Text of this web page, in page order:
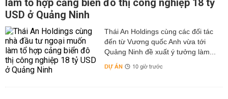
làm tổ hợp cảng biển đô thị công nghiệp 18 tỷ
USD ở Quảng Ninh
Thái An Holdings cùng các đối tác
đến từ Vương quốc Anh vừa tới
Quảng Ninh đề xuất ý tưởng làm...
DỰ ÁN 10 giờ trước